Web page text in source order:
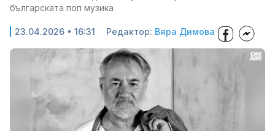
българската поп музика
23.04.2026 • 16:31 Редактор: Вяра Димова